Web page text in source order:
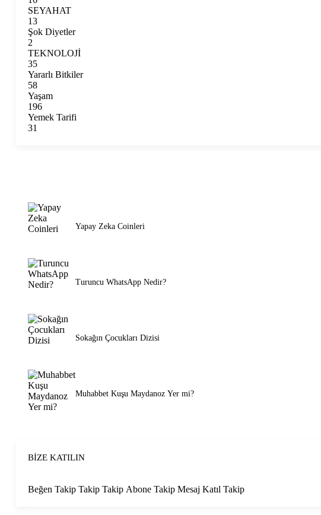
SEYAHAT
13
Şok Diyetler
2
TEKNOLOJİ
35
Yararlı Bitkiler
58
Yaşam
196
Yemek Tarifi
31
Yapay Zeka Coinleri
Turuncu WhatsApp Nedir?
Sokağın Çocukları Dizisi
Muhabbet Kuşu Maydanoz Yer mi?
BIZE KATILIN
Beğen Takip Takip Takip Abone Takip Mesaj Katıl Takip